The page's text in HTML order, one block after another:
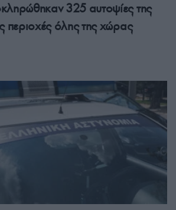
325 αυτοψίες της
περιοχές όλης της χώρας